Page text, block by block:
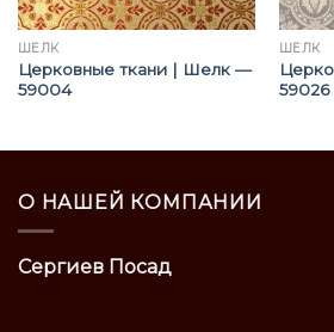
ШЁЛК
Церковные ткани | Шелк —
59004
ШЁЛК
59026
О НАШЕЙ КОМПАНИИ
Сергиев Посад